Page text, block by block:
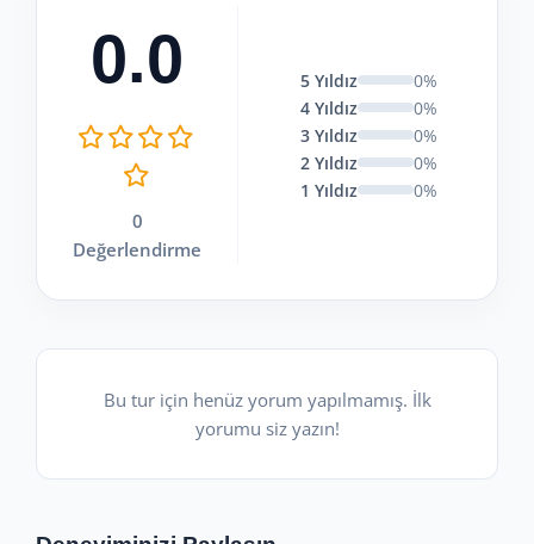
0.0
0
Değerlendirme
5 Yıldız
0%
4 Yıldız
0%
3 Yıldız
0%
2 Yıldız
0%
1 Yıldız
0%
Bu tur için henüz yorum yapılmamış. İlk
yorumu siz yazın!